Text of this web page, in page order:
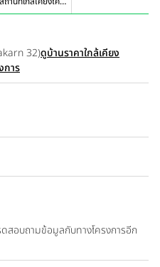
32)ดูบ้านราคาใกล้เคียง
าร
สอบถามข้อมูลกับทางโครงการอีก